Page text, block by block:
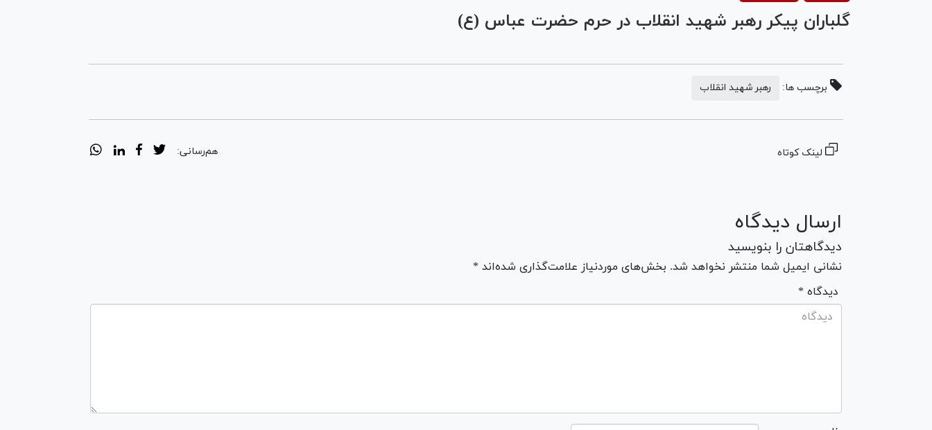
Videoگلباران پیکر رهبر شهید انقلاب در حرم حضرت عباس (ع)
برچسب ها: رهبر شهید انقلاب
لینک کوتاه هم‌رسانی:
ارسال دیدگاه
دیدگاهتان را بنویسید
نشانی ایمیل شما منتشر نخواهد شد. بخش‌های موردنیاز علامت‌گذاری شده‌اند *
* دیدگاه